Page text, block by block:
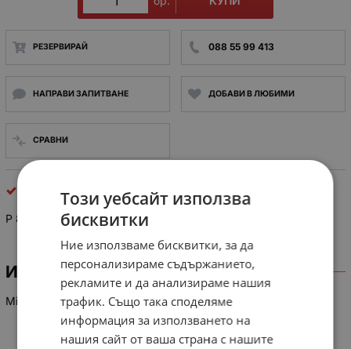
РЕЗЕРВИРАЙ 088 55 99 413
НАПРАВИ ЗАПИТВАНЕ ДОБАВИ В ЛЮБИМИ
СРАВНИ
интегрални схеми
P 83C055 BBP/168
ИНФОРМАЦИЯ
Microcontrollers for TV and video MTV, SDIP42
Този уебсайт използва
бисквитки
Ние използваме бисквитки, за да
персонализираме съдържанието,
рекламите и да анализираме нашия
трафик. Също така споделяме
информация за използването на
нашия сайт от ваша страна с нашите